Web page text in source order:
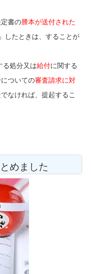
書の謄本が送付された
したときは、することが
る処分又は給付に関する
ついての審査請求に対
でなければ、提起するこ
めました